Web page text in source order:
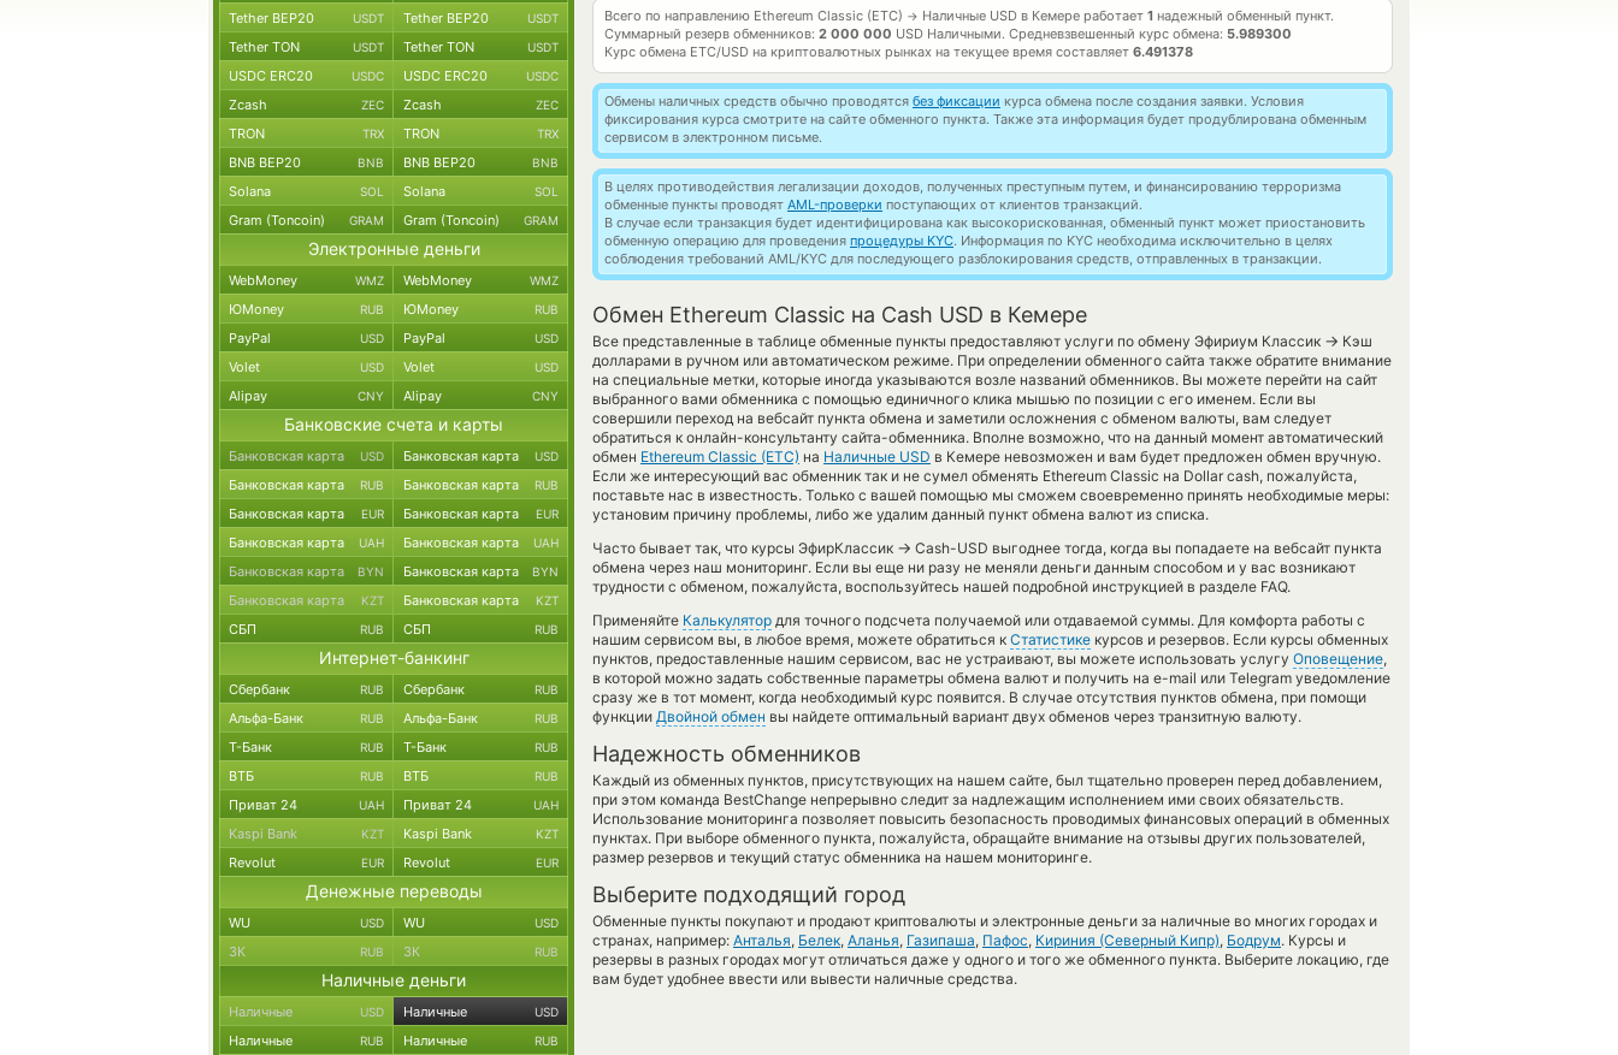
Всего по направлению Ethereum Classic (ETC) → Наличные USD в Кемере работает 1 надежный обменный пункт.
Суммарный резерв обменников: 2 000 000 USD Наличными. Средневзвешенный курс обмена: 5.989300
Курс обмена ETC/USD на криптовалютных рынках на текущее время составляет 6.491378
Обмены наличных средств обычно проводятся без фиксации курса обмена после создания заявки. Условия
фиксирования курса смотрите на сайте обменного пункта. Также эта информация будет продублирована обменным
сервисом в электронном письме.
В целях противодействия легализации доходов, полученных преступным путем, и финансированию терроризма
обменные пункты проводят AML-проверки поступающих от клиентов транзакций.
В случае если транзакция будет идентифицирована как высокорискованная, обменный пункт может приостановить
обменную операцию для проведения процедуры KYC. Информация по KYC необходима исключительно в целях
соблюдения требований AML/KYC для последующего разблокирования средств, отправленных в транзакции.
Обмен Ethereum Classic на Cash USD в Кемере
Все представленные в таблице обменные пункты предоставляют услуги по обмену Эфириум Классик → Кэш
долларами в ручном или автоматическом режиме. При определении обменного сайта также обратите внимание
на специальные метки, которые иногда указываются возле названий обменников. Вы можете перейти на сайт
выбранного вами обменника с помощью единичного клика мышью по позиции с его именем. Если вы
совершили переход на вебсайт пункта обмена и заметили осложнения с обменом валюты, вам следует
обратиться к онлайн-консультанту сайта-обменника. Вполне возможно, что на данный момент автоматический
обмен Ethereum Classic (ETC) на Наличные USD в Кемере невозможен и вам будет предложен обмен вручную.
Если же интересующий вас обменник так и не сумел обменять Ethereum Classic на Dollar cash, пожалуйста,
поставьте нас в известность. Только с вашей помощью мы сможем своевременно принять необходимые меры:
установим причину проблемы, либо же удалим данный пункт обмена валют из списка.
Часто бывает так, что курсы ЭфирКлассик → Cash-USD выгоднее тогда, когда вы попадаете на вебсайт пункта
обмена через наш мониторинг. Если вы еще ни разу не меняли деньги данным способом и у вас возникают
трудности с обменом, пожалуйста, воспользуйтесь нашей подробной инструкцией в разделе FAQ.
Применяйте Калькулятор для точного подсчета получаемой или отдаваемой суммы. Для комфорта работы с
нашим сервисом вы, в любое время, можете обратиться к Статистике курсов и резервов. Если курсы обменных
пунктов, предоставленные нашим сервисом, вас не устраивают, вы можете использовать услугу Оповещение,
в которой можно задать собственные параметры обмена валют и получить на e-mail или Telegram уведомление
сразу же в тот момент, когда необходимый курс появится. В случае отсутствия пунктов обмена, при помощи
функции Двойной обмен вы найдете оптимальный вариант двух обменов через транзитную валюту.
Надежность обменников
Каждый из обменных пунктов, присутствующих на нашем сайте, был тщательно проверен перед добавлением,
при этом команда BestChange непрерывно следит за надлежащим исполнением ими своих обязательств.
Использование мониторинга позволяет повысить безопасность проводимых финансовых операций в обменных
пунктах. При выборе обменного пункта, пожалуйста, обращайте внимание на отзывы других пользователей,
размер резервов и текущий статус обменника на нашем мониторинге.
Выберите подходящий город
Обменные пункты покупают и продают криптовалюты и электронные деньги за наличные во многих городах и
странах, например: Анталья, Белек, Аланья, Газипаша, Пафос, Кириния (Северный Кипр), Бодрум. Курсы и
резервы в разных городах могут отличаться даже у одного и того же обменного пункта. Выберите локацию, где
вам будет удобнее ввести или вывести наличные средства.
Tether BEP20 USDT Tether BEP20 USDT
Tether TON USDT Tether TON USDT
USDC ERC20 USDC USDC ERC20 USDC
Zcash ZEC Zcash ZEC
TRON TRX TRON TRX
BNB BEP20 BNB BNB BEP20 BNB
Solana SOL Solana SOL
Gram (Toncoin) GRAM Gram (Toncoin) GRAM
Электронные деньги
WebMoney WMZ WebMoney WMZ
ЮMoney RUB ЮMoney RUB
PayPal USD PayPal USD
Volet USD Volet USD
Alipay CNY Alipay CNY
Банковские счета и карты
Банковская карта USD Банковская карта USD
Банковская карта RUB Банковская карта RUB
Банковская карта EUR Банковская карта EUR
Банковская карта UAH Банковская карта UAH
Банковская карта BYN Банковская карта BYN
Банковская карта KZT Банковская карта KZT
СБП RUB СБП RUB
Интернет-банкинг
Сбербанк RUB Сбербанк RUB
Альфа-Банк RUB Альфа-Банк RUB
Т-Банк RUB Т-Банк RUB
ВТБ RUB ВТБ RUB
Приват 24 UAH Приват 24 UAH
Kaspi Bank KZT Kaspi Bank KZT
Revolut EUR Revolut EUR
Денежные переводы
WU USD WU USD
ЗК RUB ЗК RUB
Наличные деньги
Наличные USD Наличные USD
Наличные RUB Наличные RUB